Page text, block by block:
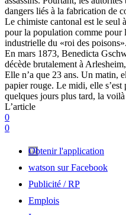
dangers liés à la fabrication de
Le chimiste cantonal est le seul
pour la population comme pour
industrielle du «roi des poisons».
En mars 1873, Benedicta
décède brutalement à
Elle n’a que 23 ans. Un matin,
papier rouge. Le midi, elle
quelques jours plus tard, la
L’article
0
0
Obtenir l'application
watson sur Facebook
Publicité / RP
Emplois